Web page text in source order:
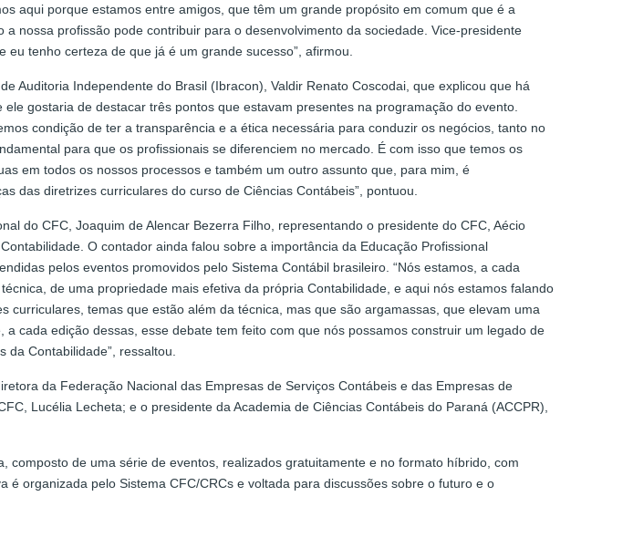
aqui porque estamos entre amigos, que têm um grande propósito em comum que é a
nossa profissão pode contribuir para o desenvolvimento da sociedade. Vice-presidente
tenho certeza de que já é um grande sucesso”, afirmou.
Auditoria Independente do Brasil (Ibracon), Valdir Renato Coscodai, que explicou que há
gostaria de destacar três pontos que estavam presentes na programação do evento.
condição de ter a transparência e a ética necessária para conduzir os negócios, tanto no
para que os profissionais se diferenciem no mercado. É com isso que temos os
em todos os nossos processos e também um outro assunto que, para mim, é
das diretrizes curriculares do curso de Ciências Contábeis”, pontuou.
do CFC, Joaquim de Alencar Bezerra Filho, representando o presidente do CFC, Aécio
O contador ainda falou sobre a importância da Educação Profissional
pelos eventos promovidos pelo Sistema Contábil brasileiro. “Nós estamos, a cada
de uma propriedade mais efetiva da própria Contabilidade, e aqui nós estamos falando
temas que estão além da técnica, mas que são argamassas, que elevam uma
cada edição dessas, esse debate tem feito com que nós possamos construir um legado de
da Contabilidade”, ressaltou.
da Federação Nacional das Empresas de Serviços Contábeis e das Empresas de
Lucélia Lecheta; e o presidente da Academia de Ciências Contábeis do Paraná (ACCPR),
de uma série de eventos, realizados gratuitamente e no formato híbrido, com
é organizada pelo Sistema CFC/CRCs e voltada para discussões sobre o futuro e o